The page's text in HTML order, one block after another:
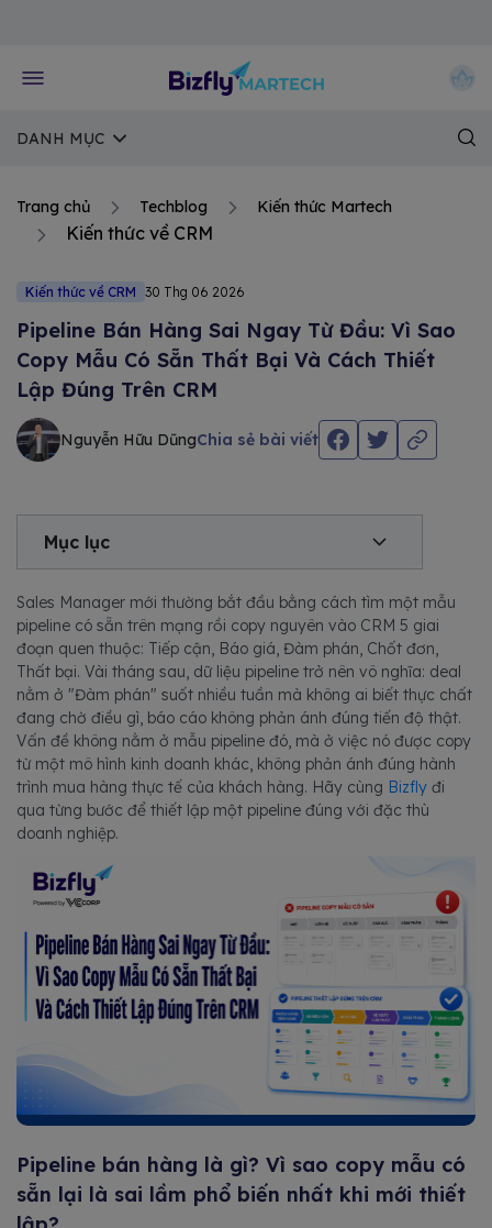
DANH MỤC
Trang chủ Techblog Kiến thức Martech
Kiến thức về CRM
Kiến thức về CRM 30 Thg 06 2026
Pipeline Bán Hàng Sai Ngay Từ Đầu: Vì Sao
Copy Mẫu Có Sẵn Thất Bại Và Cách Thiết
Lập Đúng Trên CRM
Nguyễn Hữu DũngChia sẻ bài viết
Mục lục
Sales Manager mới thường bắt đầu bằng cách tìm một mẫu
pipeline có sẵn trên mạng rồi copy nguyên vào CRM 5 giai
đoạn quen thuộc: Tiếp cận, Báo giá, Đàm phán, Chốt đơn,
Thất bại. Vài tháng sau, dữ liệu pipeline trở nên vô nghĩa: deal
nằm ở "Đàm phán" suốt nhiều tuần mà không ai biết thực chất
đang chờ điều gì, báo cáo không phản ánh đúng tiến độ thật.
Vấn đề không nằm ở mẫu pipeline đó, mà ở việc nó được copy
từ một mô hình kinh doanh khác, không phản ánh đúng hành
trình mua hàng thực tế của khách hàng. Hãy cùng Bizfly đi
qua từng bước để thiết lập một pipeline đúng với đặc thù
doanh nghiệp.
Pipeline bán hàng là gì? Vì sao copy mẫu có
sẵn lại là sai lầm phổ biến nhất khi mới thiết